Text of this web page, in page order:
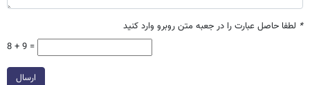
* لطفا حاصل عبارت را در جعبه متن روبرو وارد کنید
8 + 9 =
ارسال